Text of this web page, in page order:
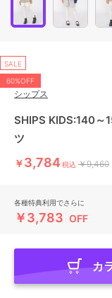
SALE
60%OFF
シップス
SHIPS KIDS:140～
ツ
￥3,784 税込 ￥9,460
各種特典利用でさらに
￥3,783 OFF
カ